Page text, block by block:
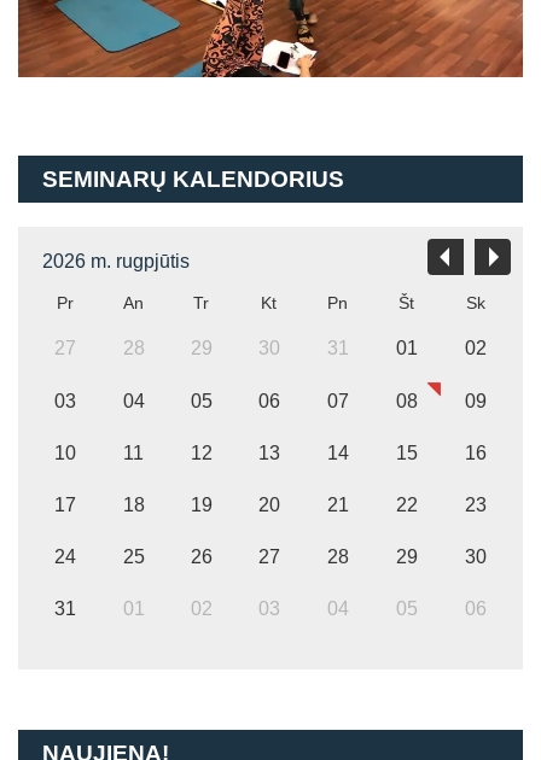
SEMINARŲ KALENDORIUS
2026 m. rugpjūtis
Pr An Tr Kt Pn Št Sk
27 28 29 30 31 01 02
03 04 05 06 07 08 09
10 11 12 13 14 15 16
17 18 19 20 21 22 23
24 25 26 27 28 29 30
31 01 02 03 04 05 06
NAUJIENA!